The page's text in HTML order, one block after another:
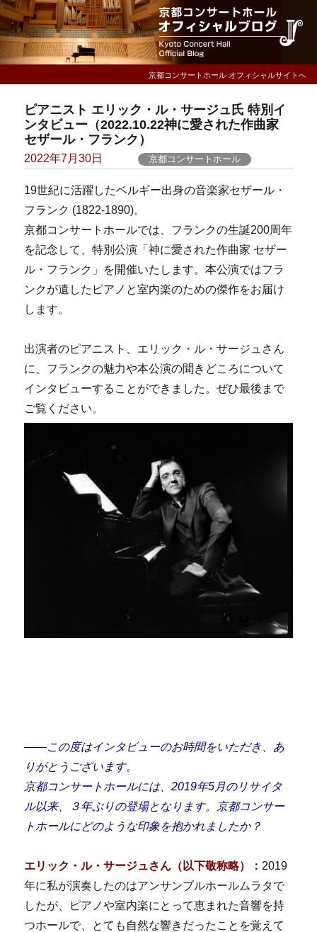
京都コンサートホール オフィシャルサイトへ
ピアニスト エリック・ル・サージュ氏 特別イ
ンタビュー（2022.10.22神に愛された作曲家
セザール・フランク）
Posted
2022年7月30日 京都コンサートホール
19世紀に活躍したベルギー出身の音楽家セザール・
フランク (1822-1890)。
京都コンサートホールでは、フランクの生誕200周年
を記念して、特別公演「神に愛された作曲家 セザー
ル・フランク」を開催いたします。本公演ではフラ
ンクが遺したピアノと室内楽のための傑作をお届け
します。
出演者のピアニスト、エリック・ル・サージュさん
に、フランクの魅力や本公演の聞きどころについて
インタビューすることができました。ぜひ最後まで
ご覧ください。
――この度はインタビューのお時間をいただき、あ
りがとうございます。
京都コンサートホールには、2019年5月のリサイタ
ル以来、３年ぶりの登場となります。京都コンサー
トホールにどのような印象を抱かれましたか？
エリック・ル・サージュさん（以下敬称略）： 2019
年に私が演奏したのはアンサンブルホールムラタで
したが、ピアノや室内楽にとって恵まれた音響を持
つホールで、とても自然な響きだったことを覚えて